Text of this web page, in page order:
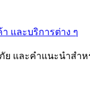
และบริการต่าง ๆ
ย และคำแนะนำสำ